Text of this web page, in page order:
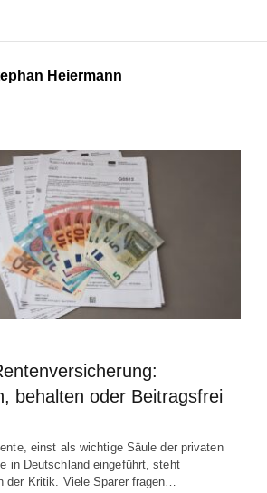
Heiermann
behalten oder Beitragsfrei
einst als wichtige Säule der privaten
in Deutschland eingeführt, steht
der Kritik. Viele Sparer fragen…